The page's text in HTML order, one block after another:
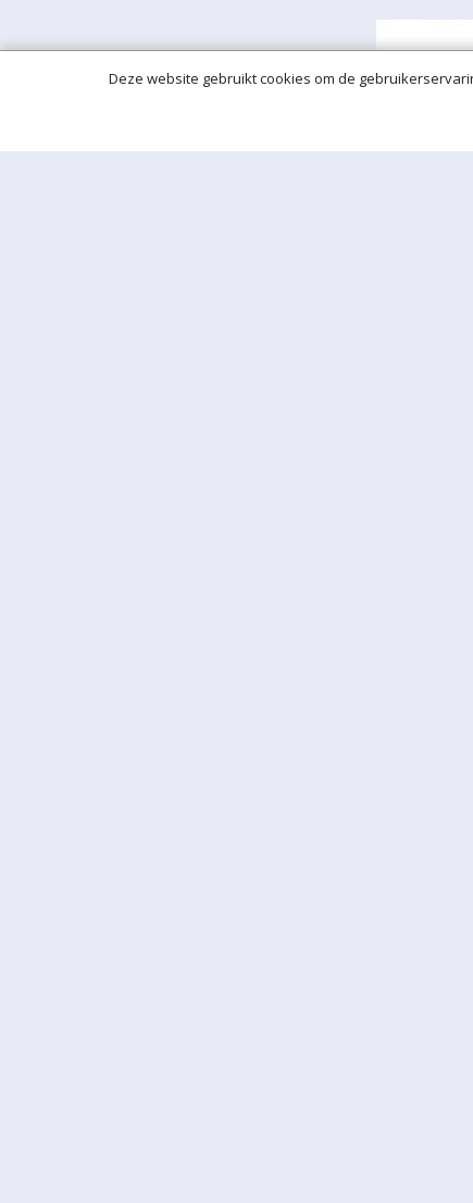
Deze website gebruikt cookies om de